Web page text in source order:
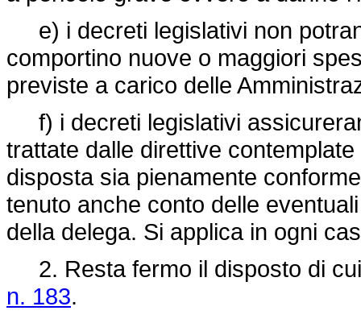
e) i decreti legislativi non
comportino nuove o maggiori
previste a carico delle
f) i decreti legislativi
trattate dalle direttive
disposta sia pienamente
tenuto anche conto delle
della delega. Si applica in ogni
2. Resta fermo il disposto di
n. 183.